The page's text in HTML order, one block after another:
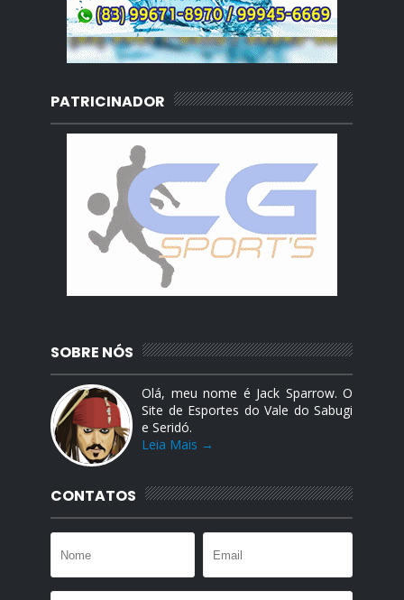
PATRICINADOR
SOBRE NÓS
Olá, meu nome é Jack Sparrow. O
Site de Esportes do Vale do Sabugi
e Seridó.
Leia Mais →
CONTATOS